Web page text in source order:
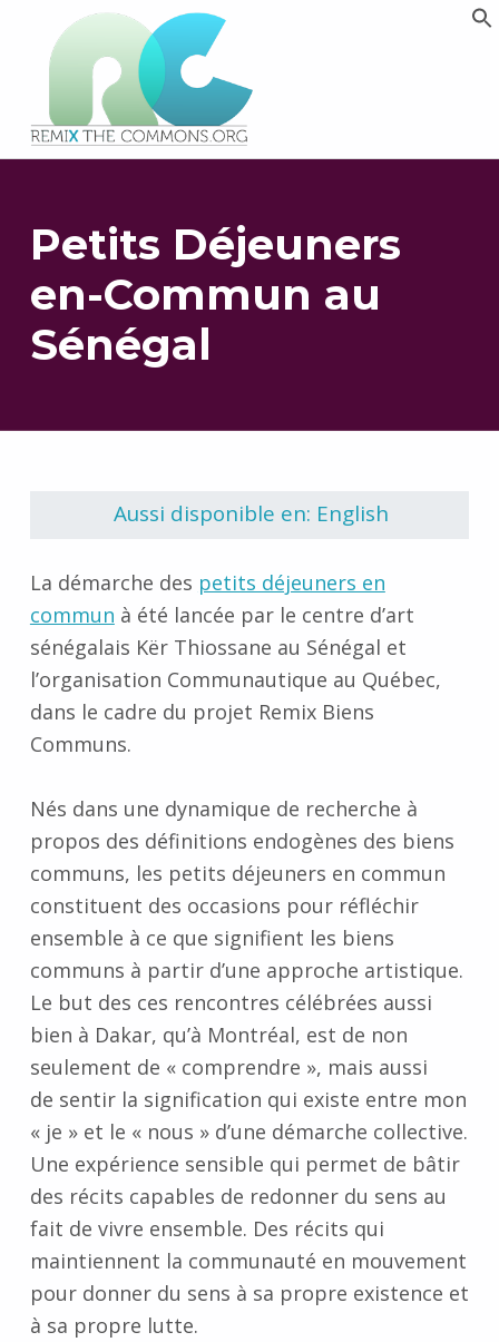
PLATEFORME MULTIMÉDIA OUVERTE ET COLLABORATIVE SUR LES COMMUNS
Petits Déjeuners
en-Commun au
Sénégal
Aussi disponible en: English
La démarche des petits déjeuners en
commun à été lancée par le centre d’art
sénégalais Kër Thiossane au Sénégal et
l’organisation Communautique au Québec,
dans le cadre du projet Remix Biens
Communs.
Nés dans une dynamique de recherche à
propos des définitions endogènes des biens
communs, les petits déjeuners en commun
constituent des occasions pour réfléchir
ensemble à ce que signifient les biens
communs à partir d’une approche artistique.
Le but des ces rencontres célébrées aussi
bien à Dakar, qu’à Montréal, est de non
seulement de « comprendre », mais aussi
de sentir la signification qui existe entre mon
« je » et le « nous » d’une démarche collective.
Une expérience sensible qui permet de bâtir
des récits capables de redonner du sens au
fait de vivre ensemble. Des récits qui
maintiennent la communauté en mouvement
pour donner du sens à sa propre existence et
à sa propre lutte.